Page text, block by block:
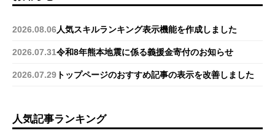
2026.08.06人気スキルランキング表示機能を作成しました
2026.07.31令和8年熊本地震に係る義援金寄付のお知らせ
2026.07.29 トップページのおすすめ記事の表示を改善しました
人気記事ランキング